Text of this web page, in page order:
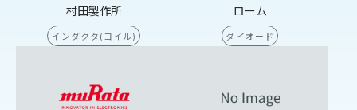
村田製作所
インダクタ(コイル)
ローム
ダイオード